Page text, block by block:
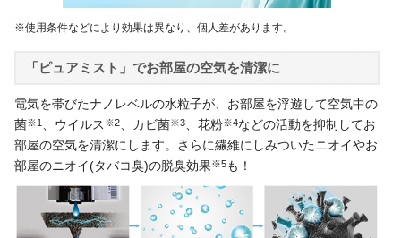
※使用条件などにより効果は異なり、個人差があります。
「ピュアミスト」でお部屋の空気を清潔に
電気を帯びたナノレベルの水粒子が、お部屋を浮遊して空気中の
菌※1 、ウイルス ※2 、カビ菌※3 、花粉※4などの活動を抑制してお
部屋の空気を清潔にします。さらに繊維にしみついたニオイやお
部屋のニオイ(タバコ臭)の脱臭効果※5も！